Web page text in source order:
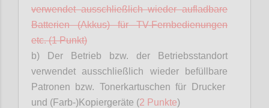
verwendet ausschließlich wieder aufladbare
Batterien (Akkus) für TV-Fernbedienungen
etc. (1 Punkt)
b) Der Betrieb bzw. der Betriebsstandort
verwendet ausschließlich wieder
befüllbare
Patronen bzw. Tonerkartuschen für Drucker
und (Farb-)Kopiergeräte (2 Punkte)